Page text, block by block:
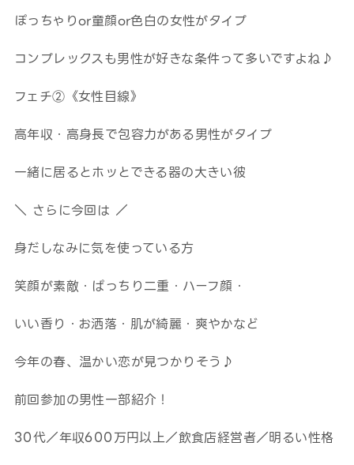
ぽっちゃりor童顔or色白の女性がタイプ
コンプレックスも男性が好きな条件って多いですよね♪
フェチ②《女性目線》
高年収・高身長で包容力がある男性がタイプ
一緒に居るとホッとできる器の大きい彼
＼ さらに今回は ／
身だしなみに気を使っている方
笑顔が素敵・ぱっちり二重・ハーフ顔・
いい香り・お洒落・肌が綺麗・爽やかなど
今年の春、温かい恋が見つかりそう♪
前回参加の男性一部紹介！
30代／年収600万円以上／飲食店経営者／明るい性格